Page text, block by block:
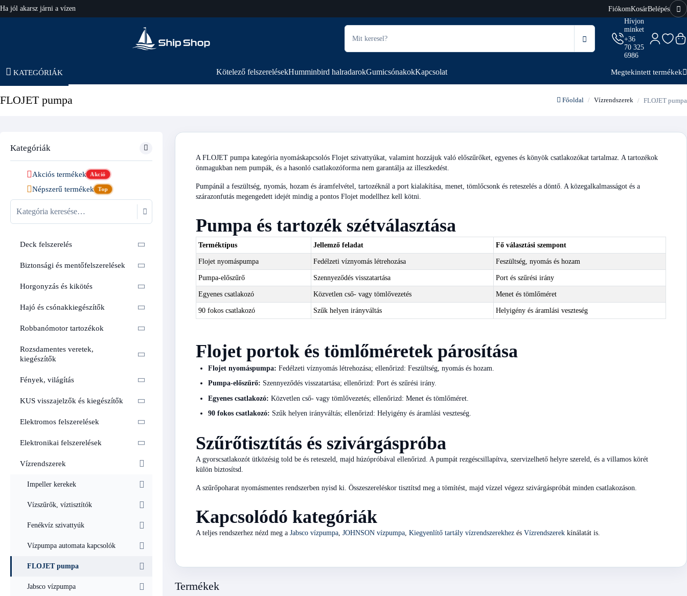
Ha jól akarsz járni a vízen
hajo-felszereles.hu
FiókomKosárBelépés
Hívjon
minket
+36
70 325
6986
KATEGÓRIÁK Kötelező felszerelésekHumminbird halradarokGumicsónakokKapcsolat Megtekintett termékek
FLOJET pumpa Főoldal Vízrendszerek FLOJET pumpa
Kategóriák
Akciós termékek Akció
Népszerű termékek Top
Deck felszerelés
Biztonsági és mentőfelszerelések
Horgonyzás és kikötés
Hajó és csónakkiegészítők
Robbanómotor tartozékok
Rozsdamentes veretek,
kiegészítők
Fények, világítás
KUS visszajelzők és kiegészítők
Elektromos felszerelések
Elektronikai felszerelések
Vízrendszerek
Impeller kerekek
Vízszűrők, víztisztítók
Fenékvíz szivattyúk
Vízpumpa automata kapcsolók
FLOJET pumpa
Jabsco vízpumpa
A FLOJET pumpa kategória nyomáskapcsolós Flojet szivattyúkat, valamint hozzájuk való előszűrőket, egyenes és könyök csatlakozókat tartalmaz. A tartozékok
önmagukban nem pumpák, és a hasonló csatlakozóforma nem garantálja az illeszkedést.
Pumpánál a feszültség, nyomás, hozam és áramfelvétel, tartozéknál a port kialakítása, menet, tömlőcsonk és reteszelés a döntő. A közegalkalmasságot és a
szárazonfutás megengedett idejét mindig a pontos Flojet modellhez kell kötni.
Pumpa és tartozék szétválasztása
Terméktípus Jellemző feladat Fő választási szempont
Flojet nyomáspumpa Fedélzeti víznyomás létrehozása Feszültség, nyomás és hozam
Pumpa-előszűrő Szennyeződés visszatartása Port és szűrési irány
Egyenes csatlakozó Közvetlen cső- vagy tömlővezetés Menet és tömlőméret
90 fokos csatlakozó Szűk helyen irányváltás Helyigény és áramlási veszteség
Flojet portok és tömlőméretek párosítása
Flojet nyomáspumpa: Fedélzeti víznyomás létrehozása; ellenőrizd: Feszültség, nyomás és hozam.
Pumpa-előszűrő: Szennyeződés visszatartása; ellenőrizd: Port és szűrési irány.
Egyenes csatlakozó: Közvetlen cső- vagy tömlővezetés; ellenőrizd: Menet és tömlőméret.
90 fokos csatlakozó: Szűk helyen irányváltás; ellenőrizd: Helyigény és áramlási veszteség.
Szűrőtisztítás és szivárgáspróba
A gyorscsatlakozót ütközésig told be és reteszeld, majd húzópróbával ellenőrizd. A pumpát rezgéscsillapítva, szervizelhető helyre szereld, és a villamos körét
külön biztosítsd.
A szűrőpoharat nyomásmentes rendszerben nyisd ki. Összeszereléskor tisztítsd meg a tömítést, majd vízzel végezz szivárgáspróbát minden csatlakozáson.
Kapcsolódó kategóriák
A teljes rendszerhez nézd meg a Jabsco vízpumpa, JOHNSON vízpumpa, Kiegyenlítő tartály vízrendszerekhez és Vízrendszerek kínálatát is.
Termékek